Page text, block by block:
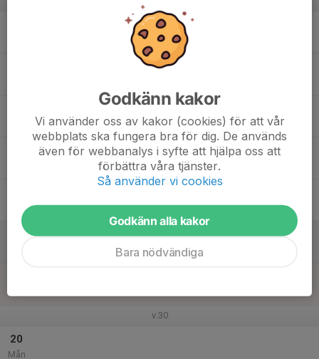
v.30
20
Mån
Godkänn kakor
Vi använder oss av kakor (cookies) för att vår
webbplats ska fungera bra för dig. De används
även för webbanalys i syfte att hjälpa oss att
förbättra våra tjänster.
Så använder vi cookies
Godkänn alla kakor
Bara nödvändiga